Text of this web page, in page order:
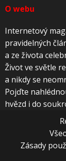
O webu
Internetový
pravidelných
a ze života
Život ve světle
a nikdy se
Pojďte
hvězd i do
Zásady